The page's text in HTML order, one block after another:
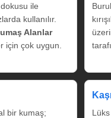
ile
kullanılır.
Alanlar
için çok uygun.
bir kumaş;